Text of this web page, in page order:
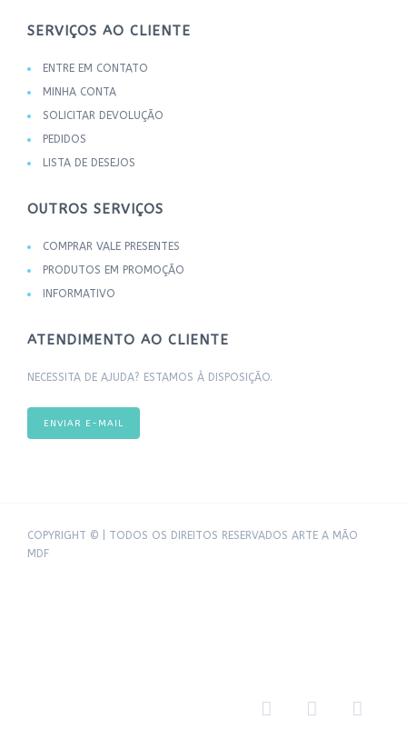
SERVIÇOS AO CLIENTE
ENTRE EM CONTATO
MINHA CONTA
SOLICITAR DEVOLUÇÃO
PEDIDOS
LISTA DE DESEJOS
OUTROS SERVIÇOS
COMPRAR VALE PRESENTES
PRODUTOS EM PROMOÇÃO
INFORMATIVO
ATENDIMENTO AO CLIENTE
NECESSITA DE AJUDA? ESTAMOS À DISPOSIÇÃO.
ENVIAR E-MAIL
COPYRIGHT © | TODOS OS DIREITOS RESERVADOS ARTE A MÃO
MDF